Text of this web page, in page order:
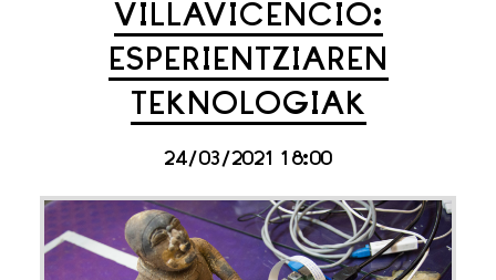
VILLAVICENCIO:
ESPERIENTZIAREN
TEKNOLOGIAK
24/03/2021 18:00